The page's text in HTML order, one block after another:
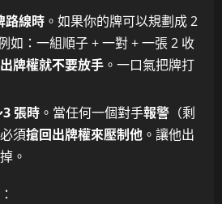
路線時 。如果你的牌可以規劃成 2
如：一組順子 + 一對 + 一張 2 收
牌權就不要放手 。一口氣把牌打
張時 。當任何一個對手報警 （剩
須搶回出牌權來壓制他 。讓他出
。
：